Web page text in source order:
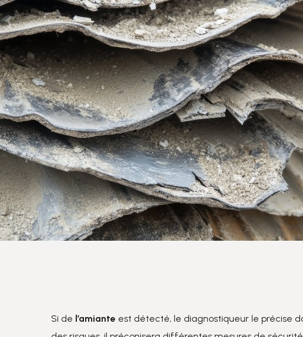
Si de l’amiante est détecté, le diagnostiqueur le précise